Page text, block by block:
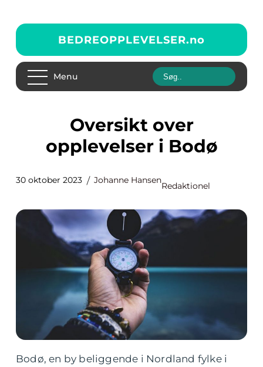
BEDREOPPLEVELSER.no
Menu
Oversikt over
opplevelser i Bodø
30 oktober 2023 Johanne Hansen
Redaktionel
Bodø, en by beliggende i Nordland fylke i